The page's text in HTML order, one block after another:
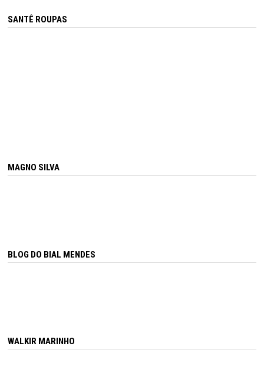
SANTÊ ROUPAS
MAGNO SILVA
BLOG DO BIAL MENDES
WALKIR MARINHO